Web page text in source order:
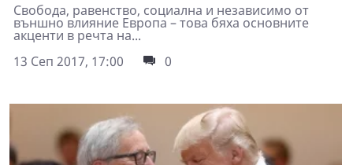
Свобода, равенство, социална и независимо от
външно влияние Европа – това бяха основните
акценти в речта на...
13 Сеп 2017, 17:00
0